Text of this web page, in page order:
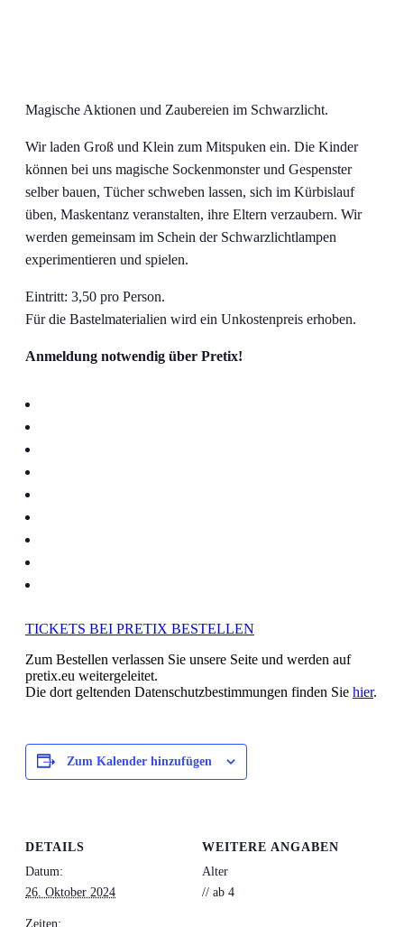
Magische Aktionen und Zaubereien im Schwarzlicht.
Wir laden Groß und Klein zum Mitspuken ein. Die Kinder
können bei uns magische Sockenmonster und Gespenster
selber bauen, Tücher schweben lassen, sich im Kürbislauf
üben, Maskentanz veranstalten, ihre Eltern verzaubern. Wir
werden gemeinsam im Schein der Schwarzlichtlampen
experimentieren und spielen.
Eintritt: 3,50 pro Person.
Für die Bastelmaterialien wird ein Unkostenpreis erhoben.
Anmeldung notwendig über Pretix!
TICKETS BEI PRETIX BESTELLEN
Zum Bestellen verlassen Sie unsere Seite und werden auf
pretix.eu weitergeleitet.
Die dort geltenden Datenschutzbestimmungen finden Sie hier.
Zum Kalender hinzufügen
DETAILS
Datum:
26. Oktober 2024
Zeiten:
WEITERE ANGABEN
Alter
// ab 4